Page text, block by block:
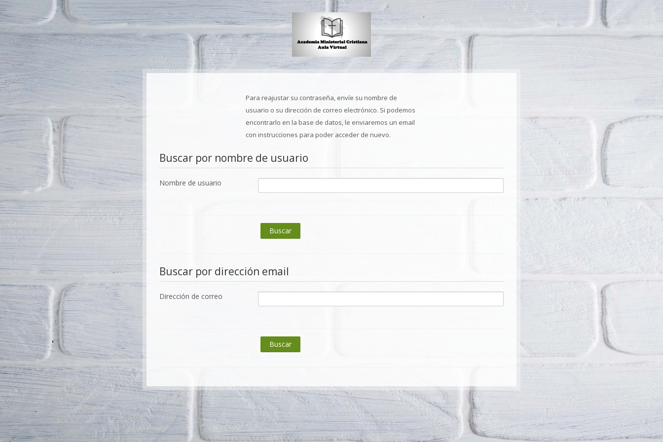
Salta al contenido principal
Para reajustar su contraseña, envíe su nombre de
usuario o su dirección de correo electrónico. Si podemos
encontrarlo en la base de datos, le enviaremos un email
con instrucciones para poder acceder de nuevo.
Buscar por nombre de usuario
Nombre de usuario
Buscar por dirección email
Dirección de correo